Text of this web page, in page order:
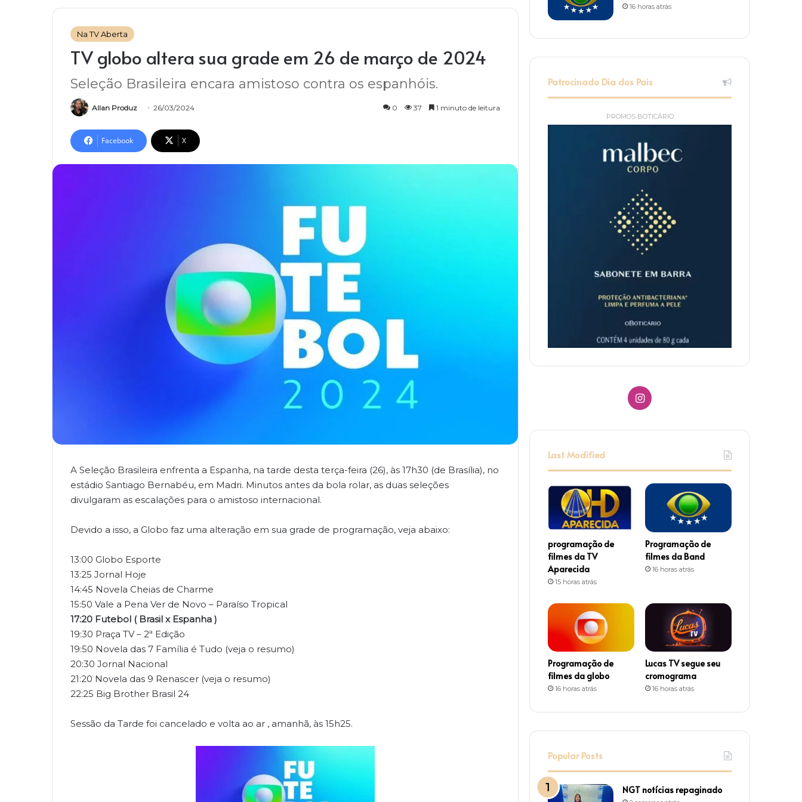
Na TV Aberta
TV globo altera sua grade em 26 de março de 2024
Seleção Brasileira encara amistoso contra os espanhóis.
Allan Produz 26/03/2024 0 37 1 minuto de leitura
Facebook X
A Seleção Brasileira enfrenta a Espanha, na tarde desta terça-feira (26), às 17h30 (de Brasília), no
estádio Santiago Bernabéu, em Madri. Minutos antes da bola rolar, as duas seleções
divulgaram as escalações para o amistoso internacional.
Devido a isso, a Globo faz uma alteração em sua grade de programação, veja abaixo:
13:00 Globo Esporte
13:25 Jornal Hoje
14:45 Novela Cheias de Charme
15:50 Vale a Pena Ver de Novo – Paraíso Tropical
17:20 Futebol ( Brasil x Espanha )
19:30 Praça TV – 2ª Edição
19:50 Novela das 7 Família é Tudo (veja o resumo)
20:30 Jornal Nacional
21:20 Novela das 9 Renascer (veja o resumo)
22:25 Big Brother Brasil 24
Sessão da Tarde foi cancelado e volta ao ar , amanhã, às 15h25.
16 horas atrás
Patrocinado Dia dos Pais
PROMOS BOTICÁRIO
I
t
a
r
a
Last Modified
programação de
filmes da TV
Aparecida
15 horas atrás
Programação de
filmes da Band
16 horas atrás
Programação de
filmes da globo
16 horas atrás
Lucas TV segue seu
cromograma
16 horas atrás
Popular Posts
NGT notícias repaginado